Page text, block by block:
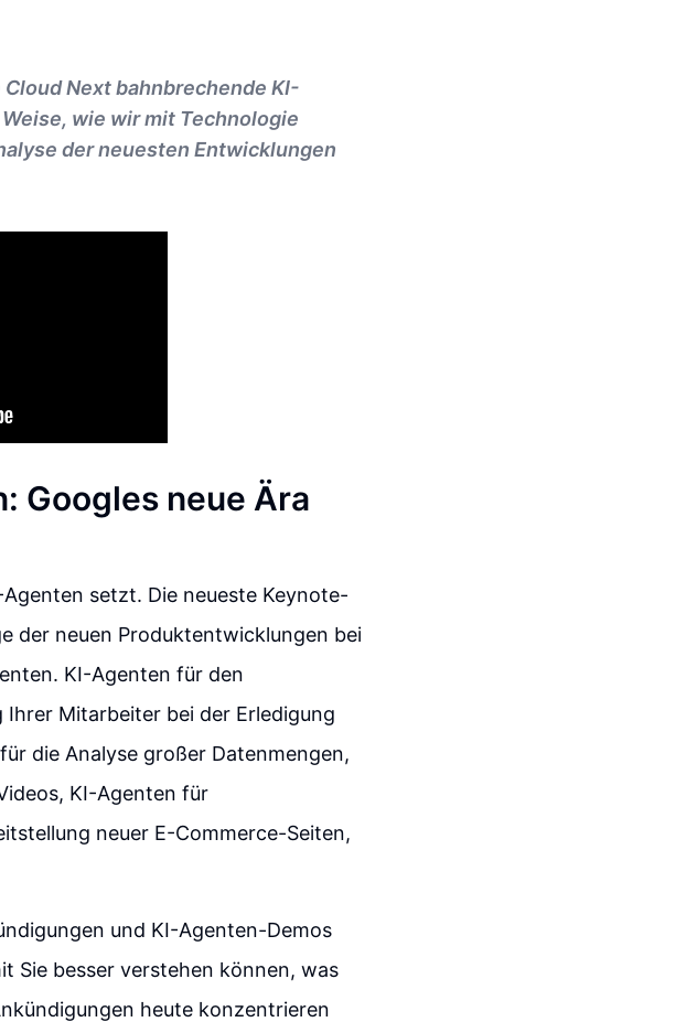
Next bahnbrechende KI-
wie wir mit Technologie
der neuesten Entwicklungen
Googles neue Ära
setzt. Die neueste Keynote-
der neuen Produktentwicklungen bei
KI-Agenten für den
Mitarbeiter bei der Erledigung
die Analyse großer Datenmengen,
KI-Agenten für
neuer E-Commerce-Seiten,
und KI-Agenten-Demos
Sie besser verstehen können, was
heute konzentrieren